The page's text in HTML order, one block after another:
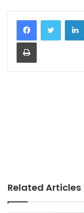
Print
Related Articles